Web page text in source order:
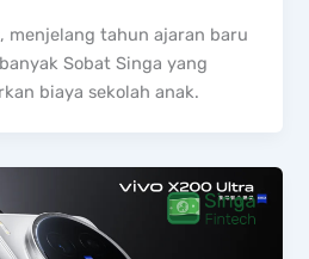
menjelang tahun ajaran baru
Sobat Singa yang
biaya sekolah anak.